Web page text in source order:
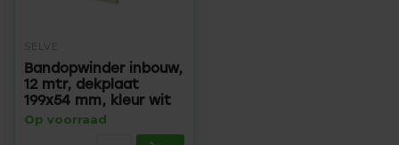
SELVE
Bandopwinder inbouw,
12 mtr, dekplaat
199x54 mm, kleur wit
Op voorraad